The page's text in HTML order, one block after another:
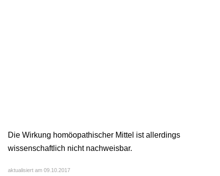
Die Wirkung homöopathischer Mittel ist allerdings
wissenschaftlich nicht nachweisbar.
aktualisiert am 09.10.2017